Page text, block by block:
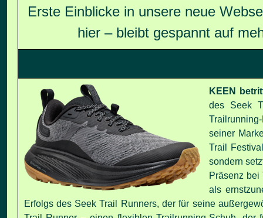
Erste Einblicke in unsere neue
hier – bleibt gespannt auf
KEEN
des Seek
seiner
Trail
sondern
Präsenz
als
Erfolgs des Seek Trail Runners, der für seine